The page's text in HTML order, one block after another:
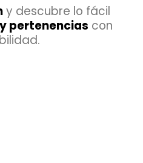
y descubre lo fácil
pertenencias con